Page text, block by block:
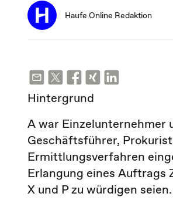
Haufe Online Redaktion
Hintergrund
A war Einzelunternehmer
Geschäftsführer,
Ermittlungsverfahren
Erlangung eines Auftrags
X und P zu würdigen seien.